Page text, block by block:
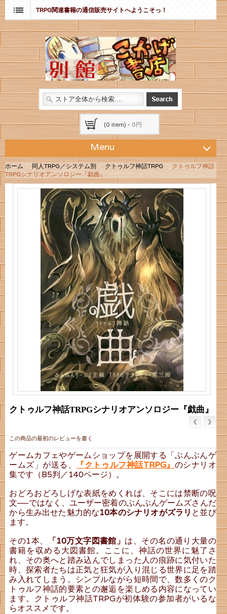
TRPG関連書籍の通信販売サイトへようこそっ！
(0 item) - 0円
Menu
ホーム 同人TRPG／システム別 クトゥルフ神話TRPG
クトゥルフ神話
TRPGシナリオアンソロジー『戯曲』
クトゥルフ神話TRPGシナリオアンソロジー『戯曲』
この商品の最初のレビューを書く
ゲームカフェやゲームショップを展開する「ぶんぶんゲ
ームズ」が送る、
『クトゥルフ神話TRPG』 のシナリオ
集です（B5判／140ページ）。
おどろおどろしげな表紙をめくれば、そこには禁断の呪
文──ではなく、ユーザー密着のぶんぶんゲームズさんだ
から生み出せた魅力的な10本のシナリオがズラリ と並び
ます。
その1本、
「10万文字図書館」 は、その名の通り大量の
書籍を収める大図書館。ここに、神話の世界に魅了さ
れ、その奥へと踏み込んでしまった人の痕跡に気付いた
時、探索者たちは正気と狂気が入り混じる世界に足を踏
み入れてしまう。シンプルながら短時間で、数多くのク
トゥルフ神話的要素との邂逅を楽しめる内容になってい
ます。クトゥルフ神話TRPGが初体験の参加者がいるな
らオススメです。